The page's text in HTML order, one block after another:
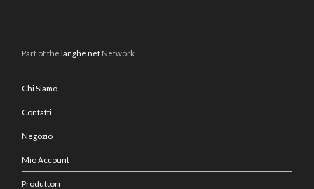
Part of thelanghe.net Network
Chi Siamo
Contatti
Negozio
Mio Account
Produttori